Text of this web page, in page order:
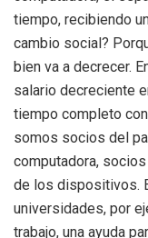
tiempo, recibiendo
cambio social?
bien va a decrecer.
salario decreciente
tiempo completo
somos socios del
computadora,
de los dispositivos.
universidades, por
trabajo, una ayuda